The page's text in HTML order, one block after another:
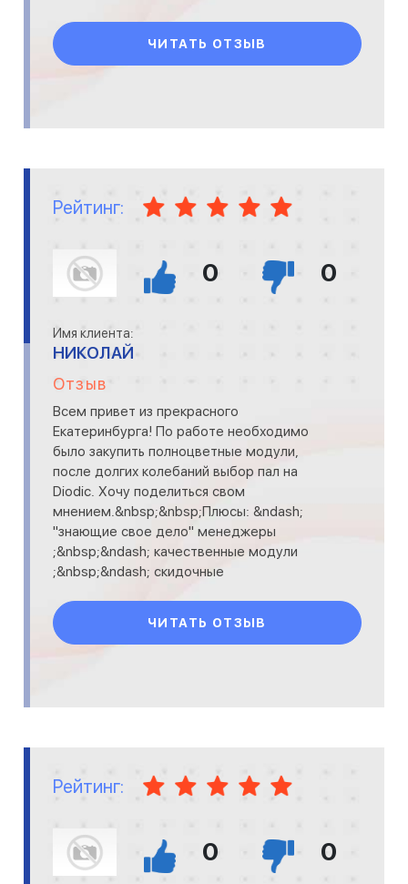
ЧИТАТЬ ОТЗЫВ
Рейтинг:
0 0
Имя клиента:
НИКОЛАЙ
Отзыв
Всем привет из прекрасного
Екатеринбурга! По работе необходимо
было закупить полноцветные модули,
после долгих колебаний выбор пал на
Diodic. Хочу поделиться свом
мнением.&nbsp;&nbsp;Плюсы: &ndash;
"знающие свое дело" менеджеры
;&nbsp;&ndash; качественные модули
;&nbsp;&ndash; скидочные
доставка по
РФ&nbsp;&nbsp;Минусы:&nbsp;&nbsp;-"
ЧИТАТЬ ОТЗЫВ
Рейтинг:
0 0